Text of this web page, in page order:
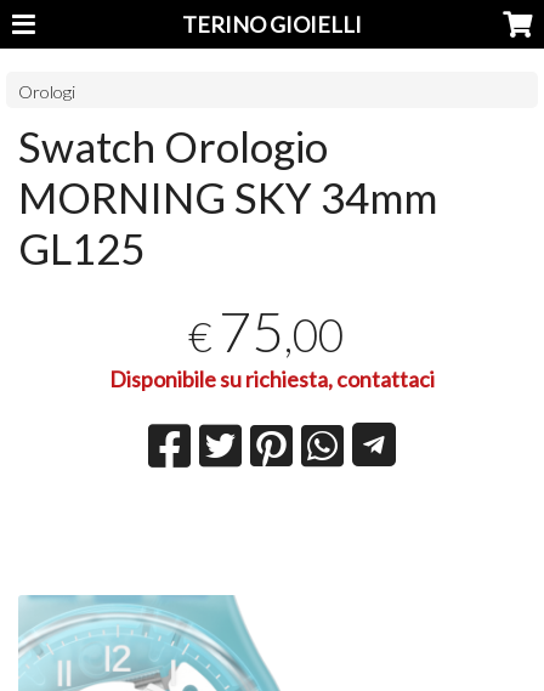
TERINO GIOIELLI
Orologi
Swatch Orologio
MORNING SKY 34mm
GL125
€ 75,00
Disponibile su richiesta, contattaci